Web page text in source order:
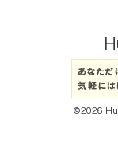
©2026